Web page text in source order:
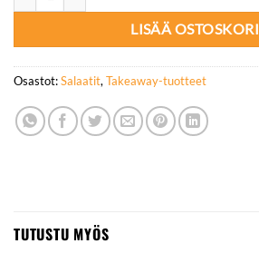
LISÄÄ
Osastot:Salaatit, Takeaway-tuotteet
TUTUSTU MYÖS